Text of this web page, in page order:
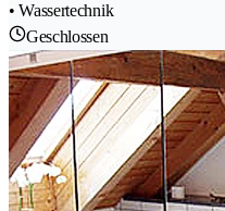
• Wassertechnik
Geschlossen